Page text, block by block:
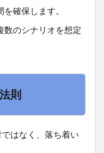
を確保します。
数のシナリオを想定
則
ではなく、落ち着い